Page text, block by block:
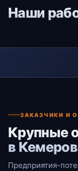
Наши
ЗАКАЗЧИКИ И
Крупные
в
Предприятия-